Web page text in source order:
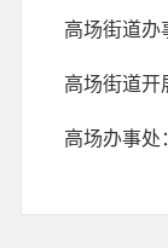
高场街道开